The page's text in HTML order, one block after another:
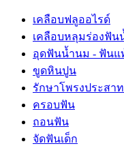
เคลือบฟลูออไรด์
เคลือบหลุมร่องฟั
อุดฟันน้ำนม - ฟันแ
ขูดหินปูน
รักษาโพรงประสา
ครอบฟัน
ถอนฟัน
จัดฟันเด็ก